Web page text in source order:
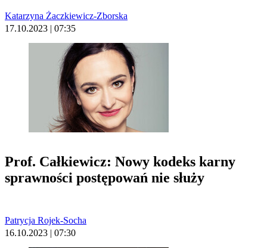
Katarzyna Żaczkiewicz-Zborska
17.10.2023 | 07:35
Prof. Całkiewicz: Nowy kodeks karny
sprawności postępowań nie służy
Patrycja Rojek-Socha
16.10.2023 | 07:30